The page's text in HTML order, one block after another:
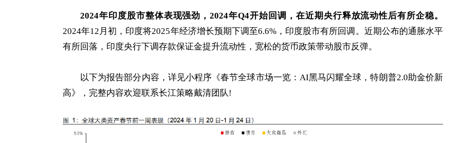
2024年印度股市整体表现强劲，2024年Q4开始回调，在近期央行释放流动性后有所企稳。
2024年12月初，印度将2025年经济增长预期下调至6.6%，印度股市有所回调。近期公布的通胀水平
有所回落，印度央行下调存款保证金提升流动性，宽松的货币政策带动股市反弹。
以下为报告部分内容，详见小程序《春节全球市场一览：AI黑马闪耀全球，特朗普2.0助金价新
高》，完整内容欢迎联系长江策略戴清团队!